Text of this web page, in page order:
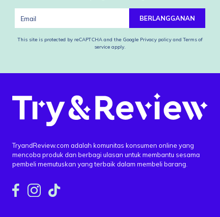
BERLANGGANAN
This site is protected by reCAPTCHA and the Google Privacy policy and Terms of
service apply.
TryandReview.com adalah komunitas konsumen online yang
mencoba produk dan berbagi ulasan untuk membantu sesama
pembeli memutuskan yang terbaik dalam membeli barang.